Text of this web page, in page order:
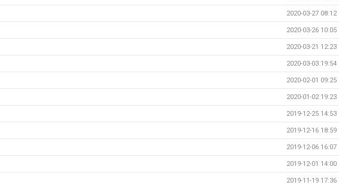
2020-03-27 08:12
2020-03-26 10:05
2020-03-21 12:23
2020-03-03 19:54
2020-02-01 09:25
2020-01-02 19:23
2019-12-25 14:53
2019-12-16 18:59
2019-12-06 16:07
2019-12-01 14:00
2019-11-19 17:36